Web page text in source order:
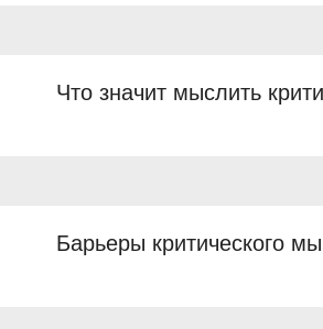
Что значит мыслить
Барьеры критического